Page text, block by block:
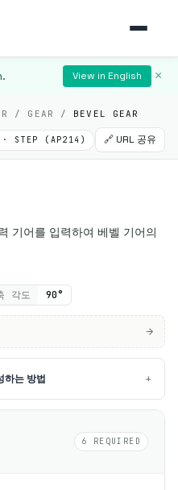
View in English ×
/ GEAR / BEVEL GEAR
· STEP (AP214) 🔗 URL 공유
기어를 입력하여 베벨 기어의
각도 90°
하는 방법 +
6 REQUIRED